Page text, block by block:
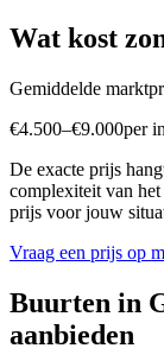
Wat kost
Gemiddelde
€4.500–€9.000per
De exacte prijs
complexiteit van
prijs voor jouw
Vraag een prijs op
Buurten in
aanbieden